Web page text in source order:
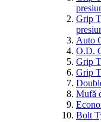
Grip
Auto
O.D.
Grip
Grip
Mufă
Bolt